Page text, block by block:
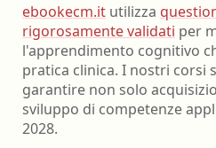
ebookecm.it utilizza
rigorosamente validati per
l'apprendimento cognitivo
pratica clinica. I nostri corsi
garantire non solo
sviluppo di competenze
2028.